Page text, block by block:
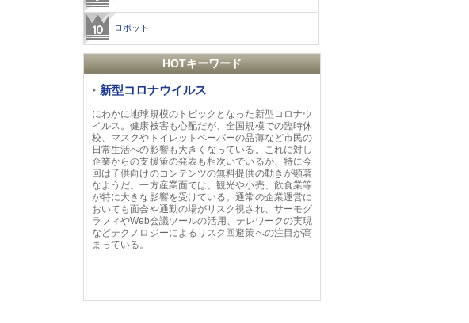
ロボット
HOTキーワード
新型コロナウイルス
にわかに地球規模のトピックとなった新型コロナウ
イルス。健康被害も心配だが、全国規模での臨時休
校、マスクやトイレットペーパーの品薄など市民の
日常生活への影響も大きくなっている。これに対し
企業からの支援策の発表も相次いでいるが、特に今
回は子供向けのコンテンツの無料提供の動きが顕著
なようだ。一方産業面では、観光や小売、飲食業等
が特に大きな影響を受けている。通常の企業運営に
おいても面会や通勤の場がリスク視され、サーモグ
ラフィやWeb会議ツールの活用、テレワークの実現
などテクノロジーによるリスク回避策への注目が高
まっている。